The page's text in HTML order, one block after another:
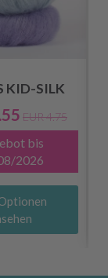
KID-SILK
EUR 4.75
bis
2026